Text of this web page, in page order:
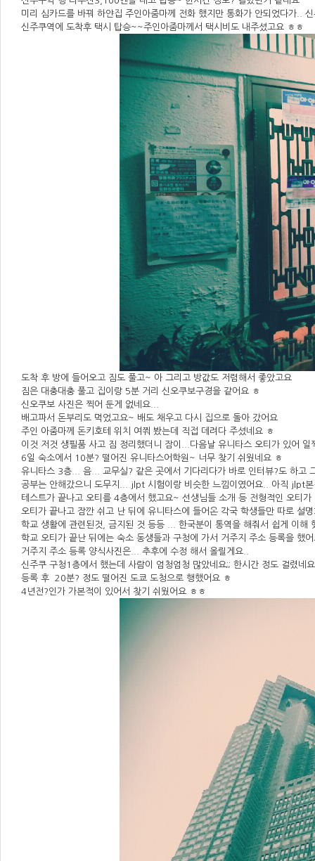
미리 심카드를 바꿔 하얀집 주인아줌마께 전화 했지만 통화가 안되었다가..
신주쿠역에 도착후 택시 탑승~~주인아줌마께서 택시비도 내주셨고요 ㅎㅎ
도착 후 방에 들어오고 짐도 풀고~ 아 그리고 방값도 저렴해서 좋았고요
짐은 대충대충 풀고 집이랑 5분 거리 신오쿠보구경을 같어요 ㅎ
신오쿠보 사진은 찍어 둔게 없네요...
배고파서 돈부리도 먹었고요~ 배도 채우고 다시 집으로 돌아 갔어요
주인 아줌마께 돈키호테 위치 여쭤 봤는데 직접 데려다 주셨네요 ㅎ
이것 저것 생필품 사고 짐 정리했더니 잠이...다음날 유니타스 오티가 있어 일
6일 숙소에서 10분? 떨어진 유니타스어학원~ 너무 찾기 쉬웠네요 ㅎ
유니타스 3층... 음... 교무실? 같은 곳에서 기다리다가 바로 인터뷰?도 하고
공부는 안해갔으니 도무지... jlpt 시험이랑 비슷한 느낌이였어요.. 아직 jlpt
테스트가 끝나고 오티를 4층에서 했고요~ 선생님들 소개 등 전형적인 오티가
오티가 끝나고 잠깐 쉬고 난 뒤에 유니타스에 들어온 각국 학생들만 따로 설
학교 생활에 관련된것, 금지된 것 등등 ... 한국분이 통역을 해줘서 쉽게 이해
학교 오티가 끝난 뒤에는 숙소 동생들과 구청에 가서 거주지 주소 등록을 했어
거주지 주소 등록 양식사진은... 추후에 수정 해서 올릴게요..
신주쿠 구청1층에서 했는데 사람이 엄청엄청 많았네요;; 한시간 정도 걸렸네
등록 후 20분? 정도 떨어진 도쿄 도청으로 행했어요 ㅎ
4년전?인가 가본적이 있어서 찾기 쉬웠어요 ㅎㅎ